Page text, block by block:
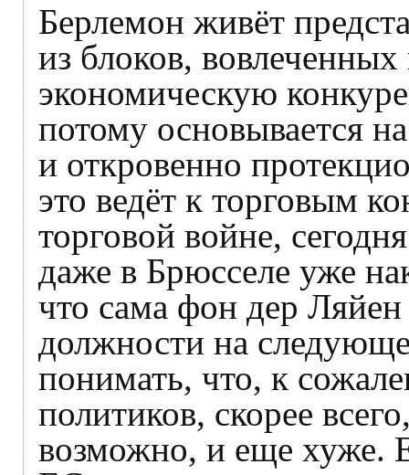
Берлемон живёт
из блоков,
экономическую
потому основывается
и откровенно
это ведёт к торговым
торговой войне,
даже в Брюсселе уже
что сама фон дер
должности на
понимать, что, к
политиков, скорее
возможно, и еще хуже.